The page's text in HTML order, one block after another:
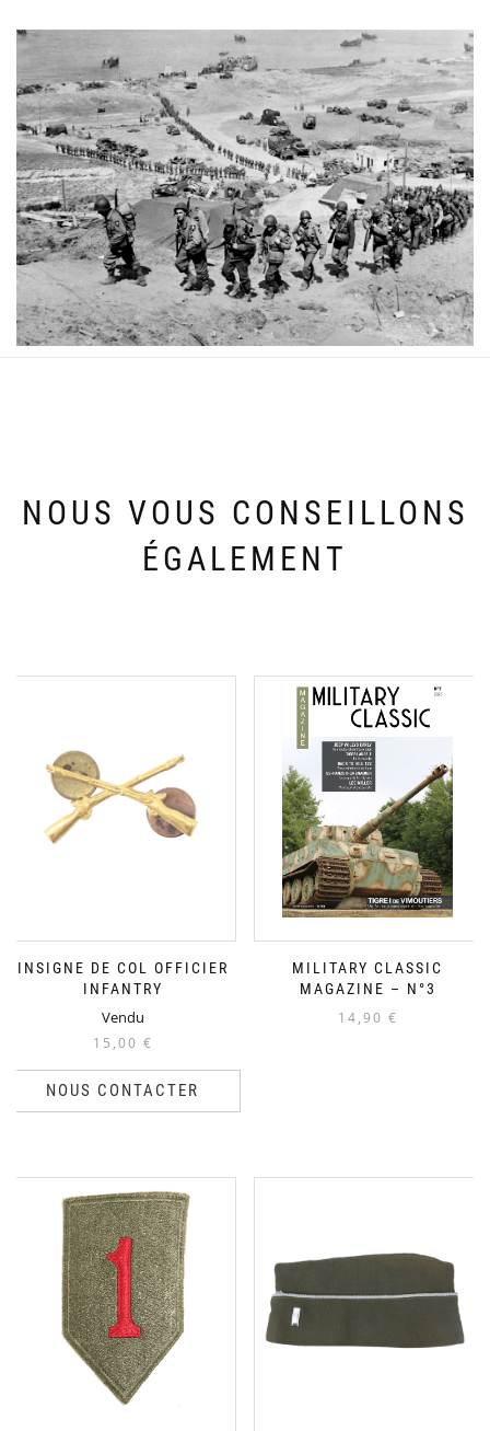
NOUS VOUS CONSEILLONS
ÉGALEMENT
INSIGNE DE COL OFFICIER
INFANTRY
Vendu
15,00 €
NOUS CONTACTER
MILITARY CLASSIC
MAGAZINE – N°3
14,90 €